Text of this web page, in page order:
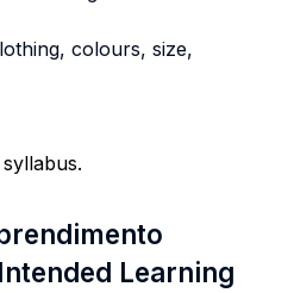
colours, size,
Learning